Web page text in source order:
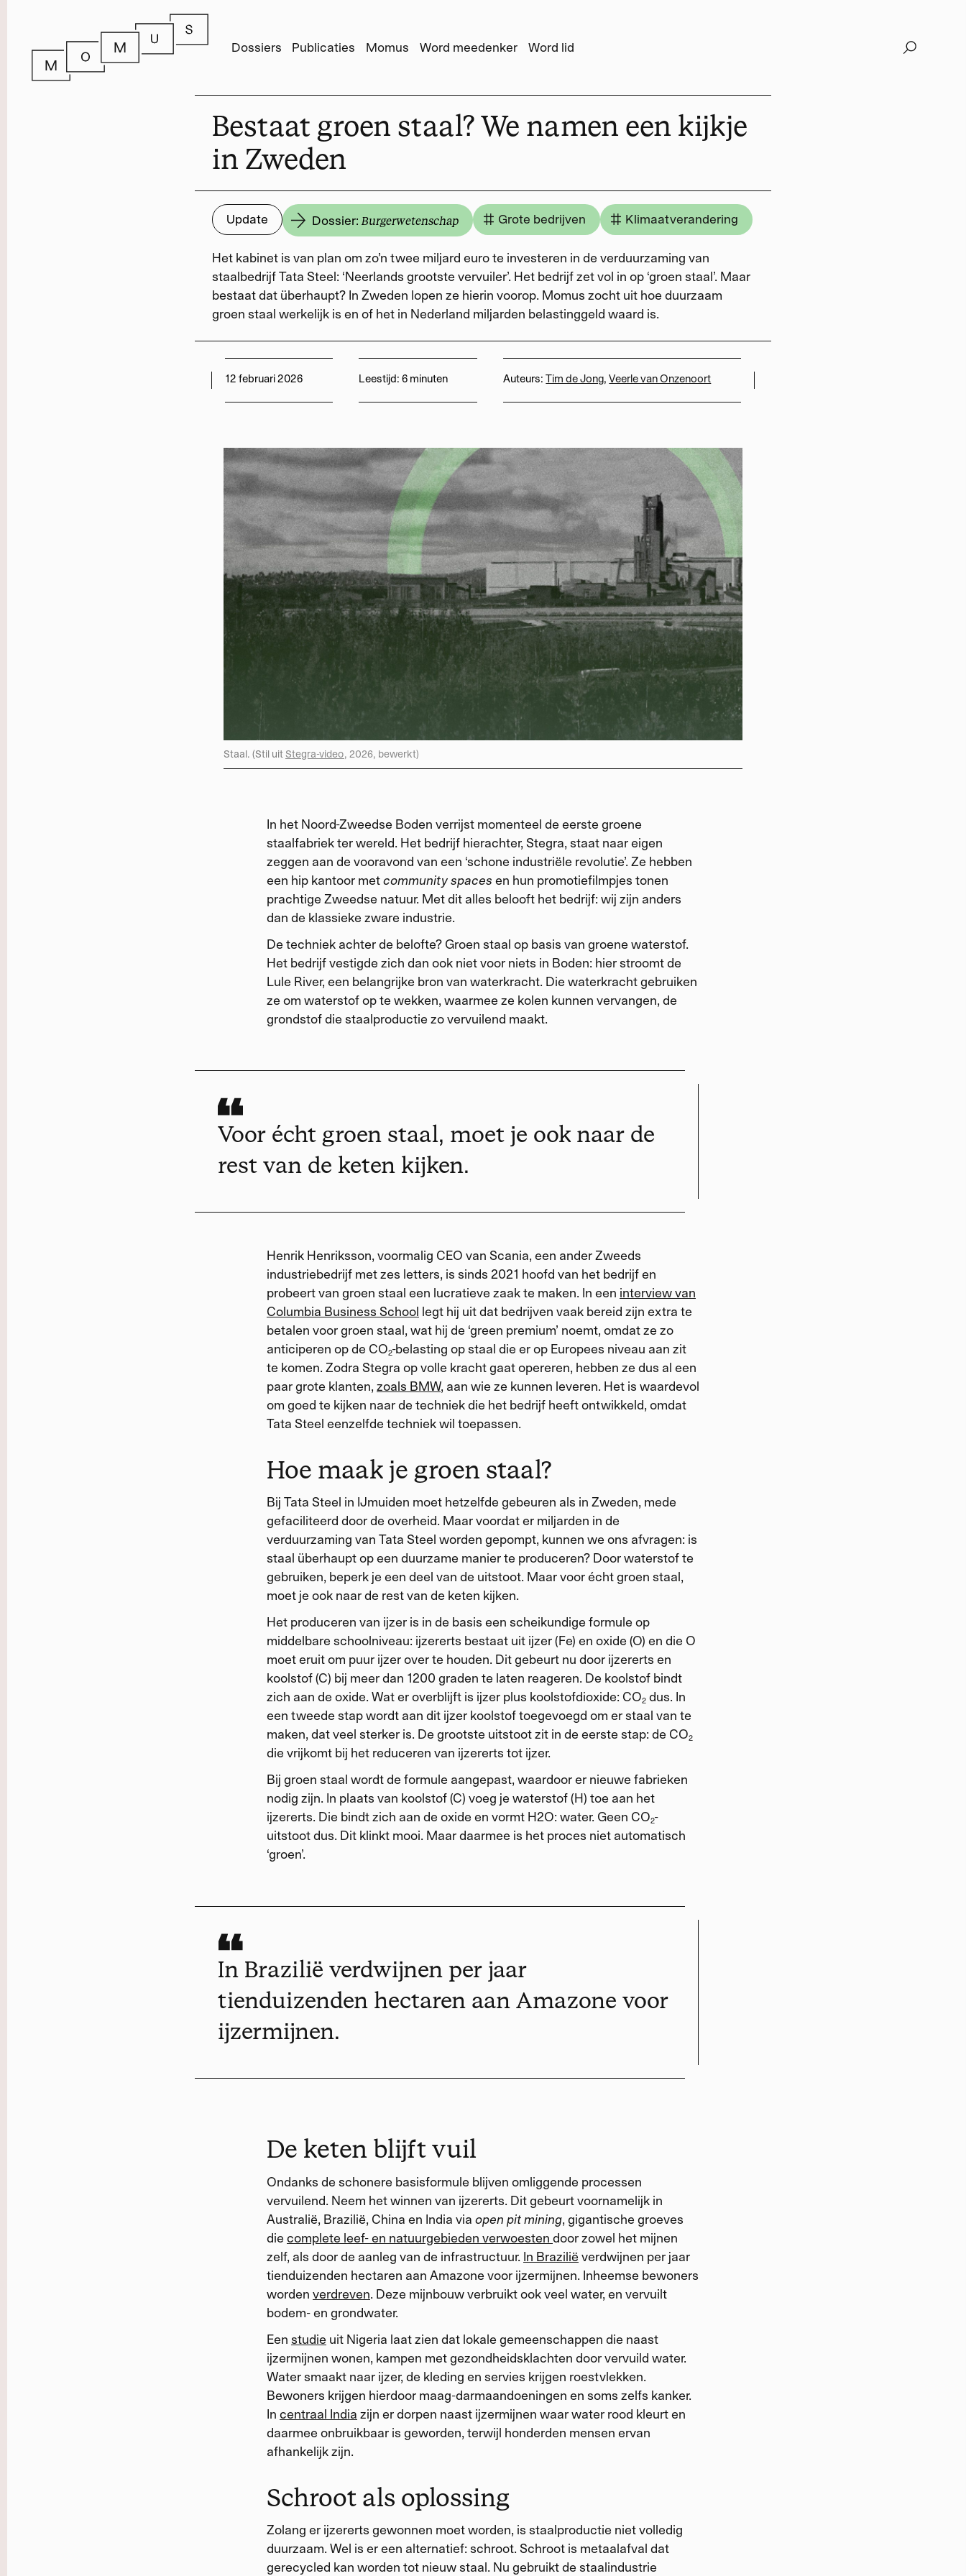
Dossiers Publicaties Momus Word meedenker Word lid
Bestaat groen staal? We namen een kijkje
in Zweden
Update Dossier: Burgerwetenschap Grote bedrijven Klimaatverandering
Het kabinet is van plan om zo’n twee miljard euro te investeren in de verduurzaming van
staalbedrijf Tata Steel: ‘Neerlands grootste vervuiler’. Het bedrijf zet vol in op ‘groen staal’. Maar
bestaat dat überhaupt? In Zweden lopen ze hierin voorop. Momus zocht uit hoe duurzaam
groen staal werkelijk is en of het in Nederland miljarden belastinggeld waard is.
12 februari 2026 Leestijd: 6 minuten Auteurs:Tim de Jong,Veerle van Onzenoort
Staal. (Stil uitStegra-video, 2026, bewerkt)
In het Noord-Zweedse Boden verrijst momenteel de eerste groene
staalfabriek ter wereld. Het bedrijf hierachter, Stegra, staat naar eigen
zeggen aan de vooravond van een ‘schone industriële revolutie’. Ze hebben
een hip kantoor metcommunity spaces en hun promotiefilmpjes tonen
prachtige Zweedse natuur. Met dit alles belooft het bedrijf: wij zijn anders
dan de klassieke zware industrie.
De techniek achter de belofte? Groen staal op basis van groene waterstof.
Het bedrijf vestigde zich dan ook niet voor niets in Boden: hier stroomt de
Lule River, een belangrijke bron van waterkracht. Die waterkracht gebruiken
ze om waterstof op te wekken, waarmee ze kolen kunnen vervangen, de
grondstof die staalproductie zo vervuilend maakt.
Voor écht groen staal, moet je ook naar de
rest van de keten kijken.
Henrik Henriksson, voormalig CEO van Scania, een ander Zweeds
industriebedrijf met zes letters, is sinds 2021 hoofd van het bedrijf en
probeert van groen staal een lucratieve zaak te maken. In een interview van
Columbia Business School legt hij uit dat bedrijven vaak bereid zijn extra te
betalen voor groen staal, wat hij de ‘green premium’ noemt, omdat ze zo
anticiperen op de CO₂-belasting op staal die er op Europees niveau aan zit
te komen. Zodra Stegra op volle kracht gaat opereren, hebben ze dus al een
paar grote klanten, zoals BMW, aan wie ze kunnen leveren. Het is waardevol
om goed te kijken naar de techniek die het bedrijf heeft ontwikkeld, omdat
Tata Steel eenzelfde techniek wil toepassen.
Hoe maak je groen staal?
Bij Tata Steel in IJmuiden moet hetzelfde gebeuren als in Zweden, mede
gefaciliteerd door de overheid. Maar voordat er miljarden in de
verduurzaming van Tata Steel worden gepompt, kunnen we ons afvragen: is
staal überhaupt op een duurzame manier te produceren? Door waterstof te
gebruiken, beperk je een deel van de uitstoot. Maar voor écht groen staal,
moet je ook naar de rest van de keten kijken.
Het produceren van ijzer is in de basis een scheikundige formule op
middelbare schoolniveau: ijzererts bestaat uit ijzer (Fe) en oxide (O) en die O
moet eruit om puur ijzer over te houden. Dit gebeurt nu door ijzererts en
koolstof (C) bij meer dan 1200 graden te laten reageren. De koolstof bindt
zich aan de oxide. Wat er overblijft is ijzer plus koolstofdioxide: CO₂ dus. In
een tweede stap wordt aan dit ijzer koolstof toegevoegd om er staal van te
maken, dat veel sterker is. De grootste uitstoot zit in de eerste stap: de CO₂
die vrijkomt bij het reduceren van ijzererts tot ijzer.
Bij groen staal wordt de formule aangepast, waardoor er nieuwe fabrieken
nodig zijn. In plaats van koolstof (C) voeg je waterstof (H) toe aan het
ijzererts. Die bindt zich aan de oxide en vormt H2O: water. Geen CO₂-
uitstoot dus. Dit klinkt mooi. Maar daarmee is het proces niet automatisch
‘groen’.
In Brazilië verdwijnen per jaar
tienduizenden hectaren aan Amazone voor
ijzermijnen.
De keten blijft vuil
Ondanks de schonere basisformule blijven omliggende processen
vervuilend. Neem het winnen van ijzererts. Dit gebeurt voornamelijk in
Australië, Brazilië, China en India via open pit mining, gigantische groeves
diecomplete leef- en natuurgebieden verwoesten door zowel het mijnen
zelf, als door de aanleg van de infrastructuur. In Braziliëverdwijnen per jaar
tienduizenden hectaren aan Amazone voor ijzermijnen. Inheemse bewoners
worden verdreven. Deze mijnbouw verbruikt ook veel water, en vervuilt
bodem- en grondwater.
Een studie uit Nigeria laat zien dat lokale gemeenschappen die naast
ijzermijnen wonen, kampen met gezondheidsklachten door vervuild water.
Water smaakt naar ijzer, de kleding en servies krijgen roestvlekken.
Bewoners krijgen hierdoor maag-darmaandoeningen en soms zelfs kanker.
In centraal India zijn er dorpen naast ijzermijnen waar water rood kleurt en
daarmee onbruikbaar is geworden, terwijl honderden mensen ervan
afhankelijk zijn.
Schroot als oplossing
Zolang er ijzererts gewonnen moet worden, is staalproductie niet volledig
duurzaam. Wel is er een alternatief: schroot. Schroot is metaalafval dat
gerecycled kan worden tot nieuw staal. Nu gebruikt de staalindustrie